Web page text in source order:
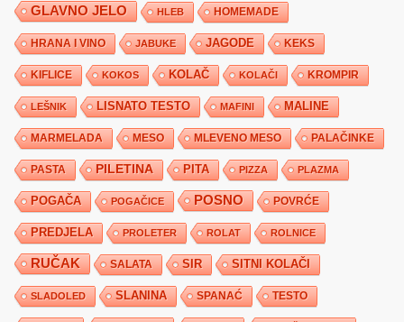
GLAVNO JELO HLEB HOMEMADE
HRANA I VINO JABUKE JAGODE KEKS
KIFLICE KOKOS KOLAČ KOLAČI KROMPIR
LEŠNIK LISNATO TESTO MAFINI MALINE
MARMELADA MESO MLEVENO MESO PALAČINKE
PASTA PILETINA PITA PIZZA PLAZMA
POGAČA POGAČICE POSNO POVRĆE
PREDJELA PROLETER ROLAT ROLNICE
RUČAK SALATA SIR SITNI KOLAČI
SLADOLED SLANINA SPANAĆ TESTO